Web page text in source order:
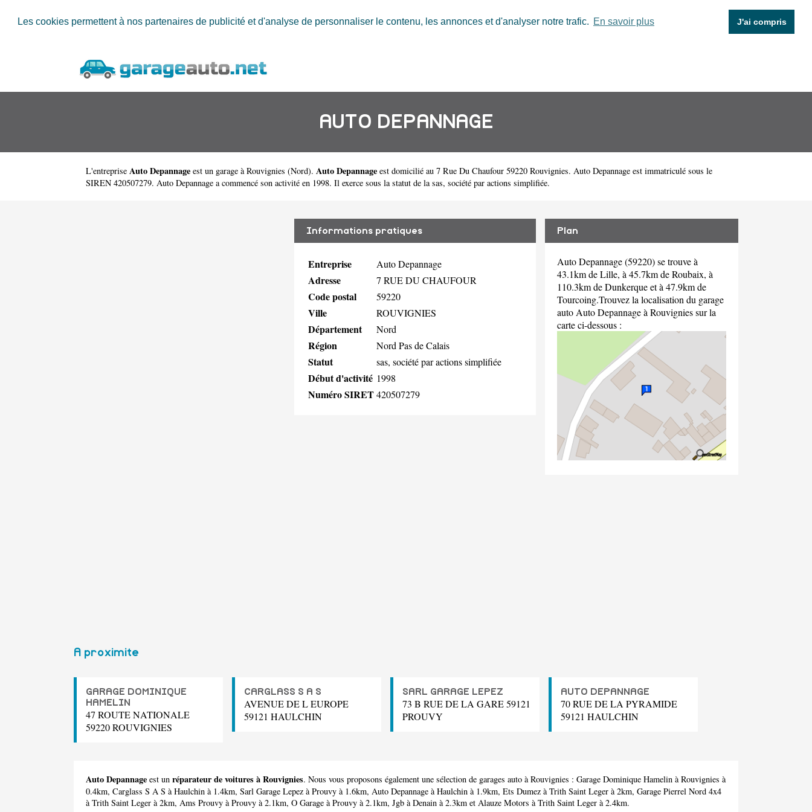
Les cookies permettent à nos partenaires de publicité et d'analyse de personnaliser le contenu, les annonces et d'analyser notre trafic. En savoir plus J'ai compris
AUTO DEPANNAGE
L'entreprise Auto Depannage est un garage à Rouvignies (Nord). Auto Depannage est domicilié au 7 Rue Du Chaufour 59220 Rouvignies. Auto Depannage est immatriculé sous le
SIREN 420507279. Auto Depannage a commencé son activité en 1998. Il exerce sous la statut de la sas, société par actions simplifiée.
Informations pratiques
Entreprise Auto Depannage
Adresse 7 RUE DU CHAUFOUR
Code postal 59220
Ville ROUVIGNIES
Département Nord
Région Nord Pas de Calais
Statut sas, société par actions simplifiée
Début d'activité 1998
Numéro SIRET420507279
Plan
Auto Depannage (59220) se trouve à
43.1km de Lille, à 45.7km de Roubaix, à
110.3km de Dunkerque et à 47.9km de
Tourcoing.Trouvez la localisation du garage
auto Auto Depannage à Rouvignies sur la
carte ci-dessous :
A proximite
GARAGE DOMINIQUE
HAMELIN
47 ROUTE NATIONALE
59220 ROUVIGNIES
CARGLASS S A S
AVENUE DE L EUROPE
59121 HAULCHIN
SARL GARAGE LEPEZ
73 B RUE DE LA GARE 59121
PROUVY
AUTO DEPANNAGE
70 RUE DE LA PYRAMIDE
59121 HAULCHIN
Auto Depannage est un réparateur de voitures à Rouvignies. Nous vous proposons également une sélection de garages auto à Rouvignies : Garage Dominique Hamelin à Rouvignies à
0.4km, Carglass S A S à Haulchin à 1.4km, Sarl Garage Lepez à Prouvy à 1.6km, Auto Depannage à Haulchin à 1.9km, Ets Dumez à Trith Saint Leger à 2km, Garage Pierrel Nord 4x4
à Trith Saint Leger à 2km, Ams Prouvy à Prouvy à 2.1km, O Garage à Prouvy à 2.1km, Jgb à Denain à 2.3km et Alauze Motors à Trith Saint Leger à 2.4km.